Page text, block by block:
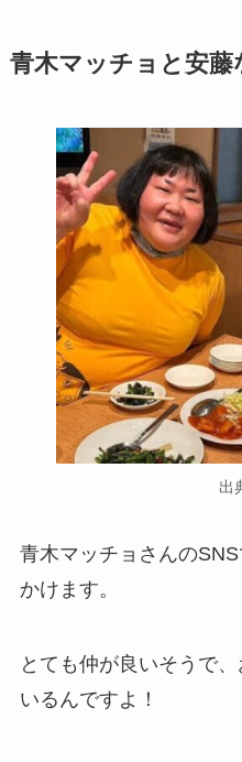
青木マッチョと安
出
青木マッチョさんの
かけます。
とても仲が良いそうで
いるんですよ！